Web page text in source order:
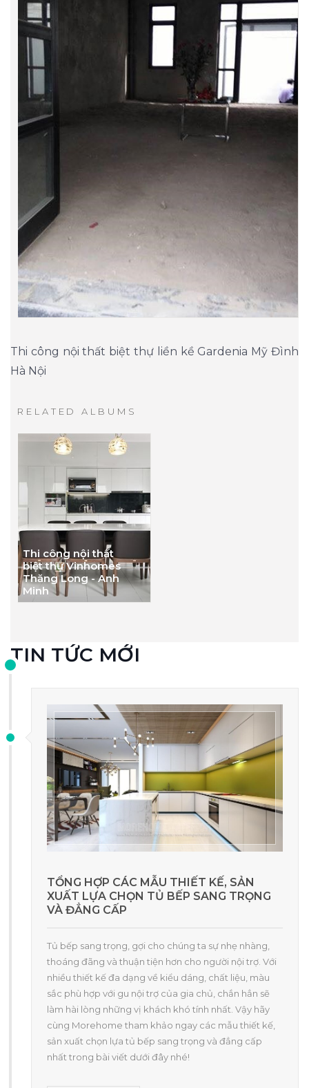
Thi công nội thất biệt thự liền kề Gardenia Mỹ Đình
Hà Nội
RELATED ALBUMS
Thi công nội thất
biệt thự Vinhomes
Thăng Long - Anh
Minh
TIN TỨC MỚI
TỔNG HỢP CÁC MẪU THIẾT KẾ, SẢN
XUẤT LỰA CHỌN TỦ BẾP SANG TRỌNG
VÀ ĐẲNG CẤP
Tủ bếp sang trọng, gợi cho chúng ta sự nhẹ nhàng,
thoáng đãng và thuận tiện hơn cho người nội trợ. Với
nhiều thiết kế đa dạng về kiểu dáng, chất liệu, màu
sắc phù hợp với gu nội trợ của gia chủ, chắn hẳn sẽ
làm hài lòng những vị khách khó tính nhất. Vậy hãy
cùng Morehome tham khảo ngay các mẫu thiết kế,
sản xuất chọn lựa tủ bếp sang trọng và đẳng cấp
nhất trong bài viết dưới đây nhé!